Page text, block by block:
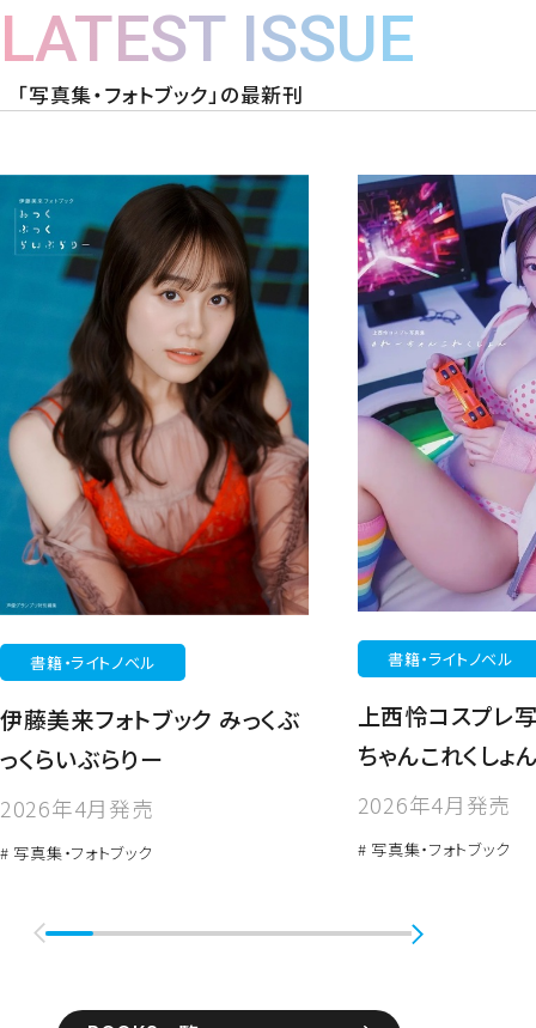
LATEST ISSUE
「写真集・フォトブック」の最新刊
書籍・ライトノベル
伊藤美来フォトブック みっくぶ
っくらいぶらりー
2026年4月発売
# 写真集・フォトブック
書籍・ライトノベル
上西怜コスプレ
ちゃんこれくしょ
2026年4月発売
# 写真集・フォトブック